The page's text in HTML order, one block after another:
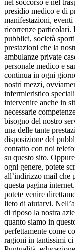
nel soccorso e nel
presidio medico e di
manifestazioni, eventi
ricorrenze particolari.
pubblici, società
prestazioni che la
ambulanze private
personale medico e
continua in ogni
nostri mezzi,
infermieristico
intervenire anche in
necessarie
bisogno del nostro
una delle tante
disposizione del
contatto con noi
su questo sito.
ogni genere, potete
all’indirizzo mail che
questa pagina
potete venire
lieto di aiutarvi.
di riposo la nostra
quanto siamo in
perfettamente come
ragioni in tantissimi